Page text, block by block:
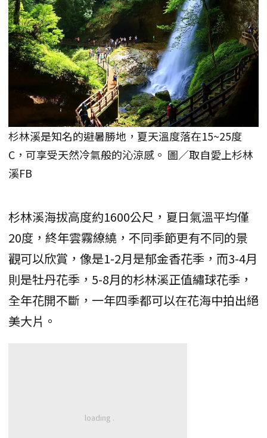
杉林溪是知名的避暑勝地，夏天溫度落在15~25度
C，可享受天然冷氣般的沁涼感。 圖／取自愛上杉林
溪FB
杉林溪海拔高度約1600公尺，夏日氣溫平均僅
20度，終年雲霧繚繞，不同季節更有不同的景
觀可以欣賞，像是1-2月是郁金香花季，而3-4月
則是牡丹花季，5-8月的杉林溪正值繡球花季，
全年花開不斷，一年四季都可以在花海中拍出絕
美大片。